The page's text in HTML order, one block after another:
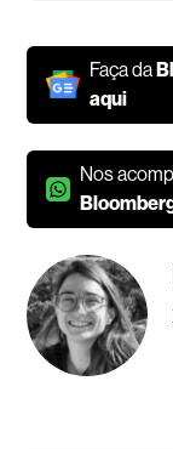
Faça da
aqui
Nos